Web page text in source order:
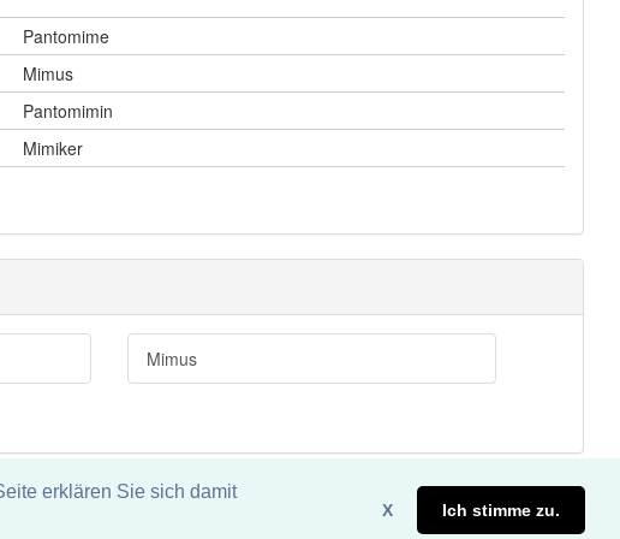
erklären Sie sich damit
X Ich stimme zu.
Pantomime
Mimus
Pantomimin
Mimiker
Mimus